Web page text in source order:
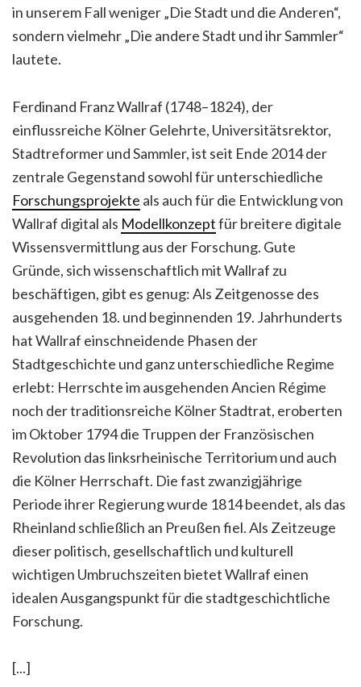
in unserem Fall weniger „Die Stadt und die Anderen“,
sondern vielmehr „Die andere Stadt und ihr Sammler“
lautete.
Ferdinand Franz Wallraf (1748–1824), der
einflussreiche Kölner Gelehrte, Universitätsrektor,
Stadtreformer und Sammler, ist seit Ende 2014 der
zentrale Gegenstand sowohl für unterschiedliche
Forschungsprojekte als auch für die Entwicklung von
Wallraf digital als Modellkonzeptfür breitere digitale
Wissensvermittlung aus der Forschung. Gute
Gründe, sich wissenschaftlich mit Wallraf zu
beschäftigen, gibt es genug: Als Zeitgenosse des
ausgehenden 18. und beginnenden 19. Jahrhunderts
hat Wallraf einschneidende Phasen der
Stadtgeschichte und ganz unterschiedliche Regime
erlebt: Herrschte im ausgehenden Ancien Régime
noch der traditionsreiche Kölner Stadtrat, eroberten
im Oktober 1794 die Truppen der Französischen
Revolution das linksrheinische Territorium und auch
die Kölner Herrschaft. Die fast zwanzigjährige
Periode ihrer Regierung wurde 1814 beendet, als das
Rheinland schließlich an Preußen fiel. Als Zeitzeuge
dieser politisch, gesellschaftlich und kulturell
wichtigen Umbruchszeiten bietet Wallraf einen
idealen Ausgangspunkt für die stadtgeschichtliche
Forschung.
[...]